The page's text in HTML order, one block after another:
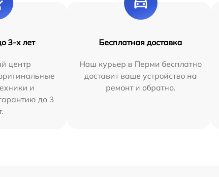
3-х лет
центр
и
до 3
Бесплатная доставка
Наш курьер в Перми бесплатно
доставит ваше устройство на
ремонт и обратно.